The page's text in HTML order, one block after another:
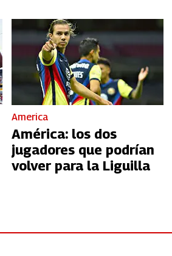
America
América: los dos
jugadores que podrían
volver para la Liguilla